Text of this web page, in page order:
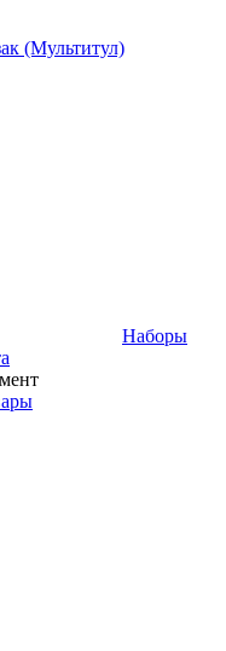
(Мультитул)
Наборы